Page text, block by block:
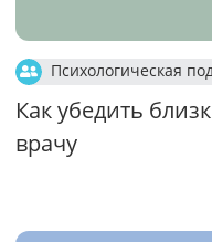
Психологическая
Как убедить
врачу